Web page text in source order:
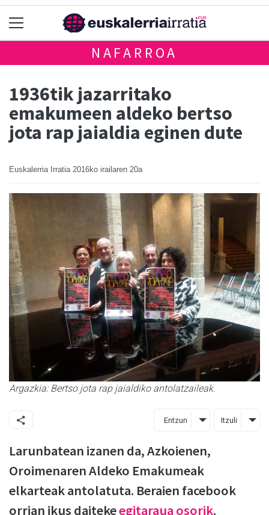
NAFARROA
1936tik jazarritako
emakumeen aldeko bertso
jota rap jaialdia eginen dute
Euskalerria Irratia 2016ko irailaren 20a
Argazkia: Bertso jota rap jaialdiko antolatzaileak.
Entzun Itzuli
Larunbatean izanen da, Azkoienen,
Oroimenaren Aldeko Emakumeak
elkarteak antolatuta. Beraien facebook
orrian ikus daitekeegitaraua osorik.